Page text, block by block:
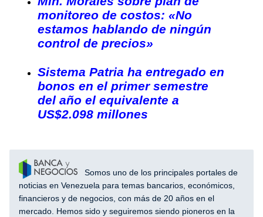
monitoreo de costos: «No
estamos hablando de ningún
control de precios»
Sistema Patria ha entregado en
bonos en el primer semestre
del año el equivalente a
US$2.098 millones
Somos uno de los principales portales de
noticias en Venezuela para temas bancarios, económicos,
financieros y de negocios, con más de 20 años en el
mercado. Hemos sido y seguiremos siendo pioneros en la